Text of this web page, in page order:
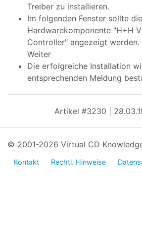
Treiber zu installieren.
Im folgenden Fenster sollte die
Hardwarekomponente "H+H
Controller" angezeigt werden.
Weiter
Die erfolgreiche Installation
entsprechenden Meldung
Artikel #3230 |
© 2001-2026 Virtual CD
Kontakt Rechtl. Hinweise